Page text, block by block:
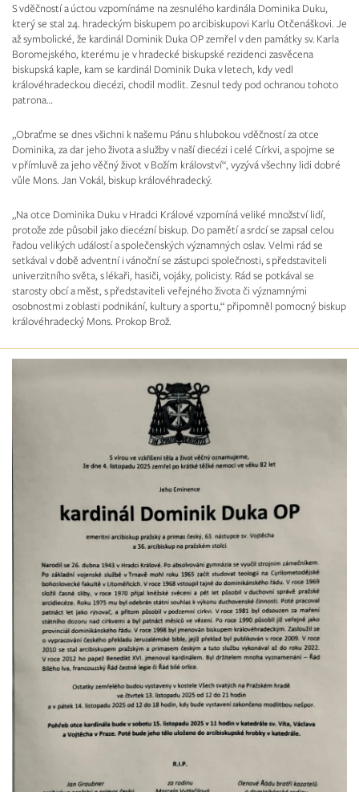
S vděčností a úctou vzpomínáme na zesnulého kardinála Dominika Duku,
který se stal 24. hradeckým biskupem po arcibiskupovi Karlu Otčenáškovi. Je
až symbolické, že kardinál Dominik Duka OP zemřel v den památky sv. Karla
Boromejského, kterému je v hradecké biskupské rezidenci zasvěcena
biskupská kaple, kam se kardinál Dominik Duka v letech, kdy vedl
královéhradeckou diecézi, chodil modlit. Zesnul tedy pod ochranou tohoto
patrona…
„Obraťme se dnes všichni k našemu Pánu s hlubokou vděčností za otce
Dominika, za dar jeho života a služby v naší diecézi i celé Církvi, a spojme se
v přímluvě za jeho věčný život v Božím království“, vyzývá všechny lidi dobré
vůle Mons. Jan Vokál, biskup královéhradecký.
„Na otce Dominika Duku v Hradci Králové vzpomíná veliké množství lidí,
protože zde působil jako diecézní biskup. Do pamětí a srdcí se zapsal celou
řadou velikých událostí a společenských významných oslav. Velmi rád se
setkával v době adventní i vánoční se zástupci společnosti, s představiteli
univerzitního světa, s lékaři, hasiči, vojáky, policisty. Rád se potkával se
starosty obcí a měst, s představiteli veřejného života či významnými
osobnostmi z oblasti podnikání, kultury a sportu,“ připomněl pomocný biskup
královéhradecký Mons. Prokop Brož.